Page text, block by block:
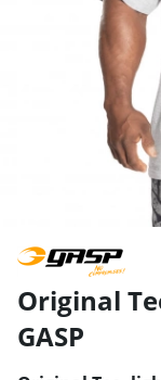
Original
GASP